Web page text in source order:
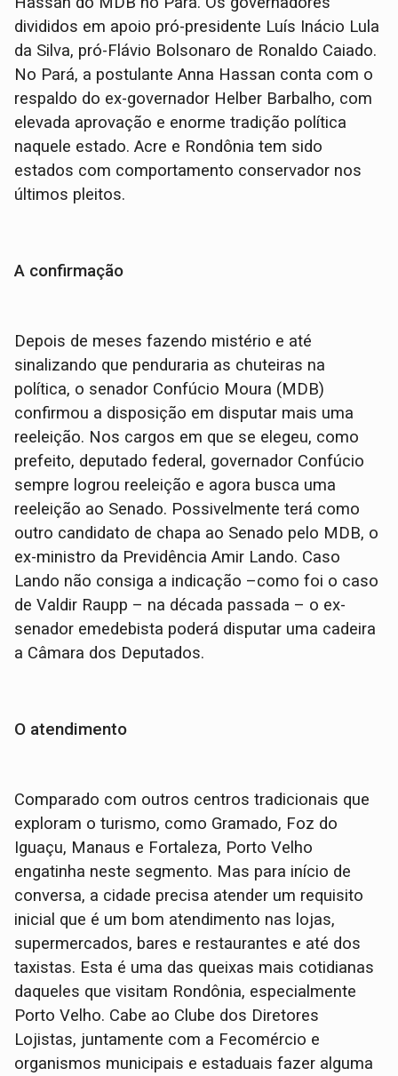
divididos em apoio pró-presidente Luís Inácio Lula
da Silva, pró-Flávio Bolsonaro de Ronaldo Caiado.
No Pará, a postulante Anna Hassan conta com o
respaldo do ex-governador Helber Barbalho, com
elevada aprovação e enorme tradição política
naquele estado. Acre e Rondônia tem sido
estados com comportamento conservador nos
últimos pleitos.
A confirmação
Depois de meses fazendo mistério e até
sinalizando que penduraria as chuteiras na
política, o senador Confúcio Moura (MDB)
confirmou a disposição em disputar mais uma
reeleição. Nos cargos em que se elegeu, como
prefeito, deputado federal, governador Confúcio
sempre logrou reeleição e agora busca uma
reeleição ao Senado. Possivelmente terá como
outro candidato de chapa ao Senado pelo MDB, o
ex-ministro da Previdência Amir Lando. Caso
Lando não consiga a indicação –como foi o caso
de Valdir Raupp – na década passada – o ex-
senador emedebista poderá disputar uma cadeira
a Câmara dos Deputados.
O atendimento
Comparado com outros centros tradicionais que
exploram o turismo, como Gramado, Foz do
Iguaçu, Manaus e Fortaleza, Porto Velho
engatinha neste segmento. Mas para início de
conversa, a cidade precisa atender um requisito
inicial que é um bom atendimento nas lojas,
supermercados, bares e restaurantes e até dos
taxistas. Esta é uma das queixas mais cotidianas
daqueles que visitam Rondônia, especialmente
Porto Velho. Cabe ao Clube dos Diretores
Lojistas, juntamente com a Fecomércio e
organismos municipais e estaduais fazer alguma